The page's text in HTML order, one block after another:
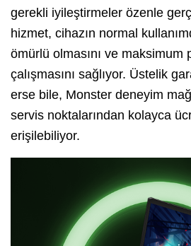
gerekli iyileştirmeler özenle
hizmet, cihazın normal
ömürlü olmasını ve maksimum
çalışmasını sağlıyor. Üstelik
erse bile, Monster deneyim
servis noktalarından kolayca
erişilebiliyor.